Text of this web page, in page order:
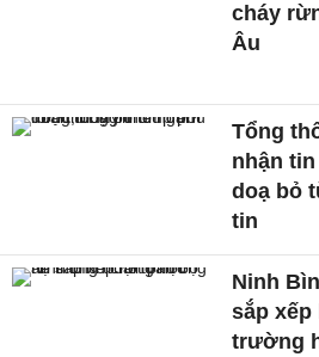
cháy
Âu
Tổng
nhận
doạ bỏ
tin
Ninh
sắp xếp
trường